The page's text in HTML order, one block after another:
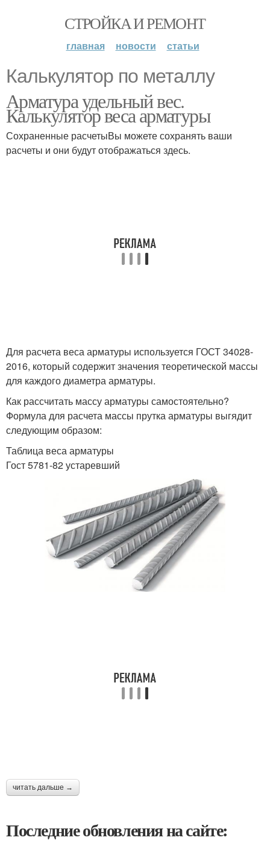
СТРОЙКА И РЕМОНТ
главная новости статьи
Калькулятор по металлу
Арматура удельный вес.
Калькулятор веса арматуры
Сохраненные расчетыВы можете сохранять ваши
расчеты и они будут отображаться здесь.
Для расчета веса арматуры используется ГОСТ 34028-
2016, который содержит значения теоретической массы
для каждого диаметра арматуры.
Как рассчитать массу арматуры самостоятельно?
Формула для расчета массы прутка арматуры выгядит
следующим образом:
Таблица веса арматуры
Гост 5781-82 устаревший
читать дальше →
Последние обновления на сайте: